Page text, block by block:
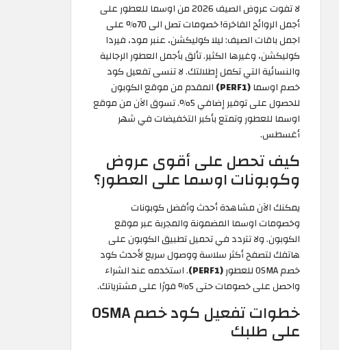
لا تفوت عروض الصيف 2026 من اوسما للعطور على
أجمل الروائح الفاخرة! خصومات تصل الى 70% على
اجمل باقات الصيف: ليلا كوليكشن، عنبر مود، فيردا
كوليكشن، وغيرها الكثير. تألق بأجمل العطور الرجالية
والنسائية التي تكمل إطلالتك. لا تنسى تفعيل كود
خصم اوسما(PERF1)
المقدم من موقع الكوبون
للحصول على توفير إضافي 5%. تسوق الآن من موقع
اوسما للعطور وتمتع بأكبر التخفيضات في شهر
أغسطس.
كيف تحصل على أقوى عروض
وكوبونات اوسما على العطور؟
يمكنك الآن مشاهدة أحدث وأفضل كوبونات
وخصومات اوسما المضمونة والمجربة عبر موقع
الكوبون. ولا تتردد في تحميل تطبيق الكوبون على
هاتفك لتصفح أكثر سلاسة ووصول سريع لأحدث كود
خصم OSMA للعطور
(PERF1)
. استخدمه عند الشراء
واحصل على خصومات حتى 5% فورًا على مشترياتك.
خطوات تفعيل كود خصم OSMA
على طلبك